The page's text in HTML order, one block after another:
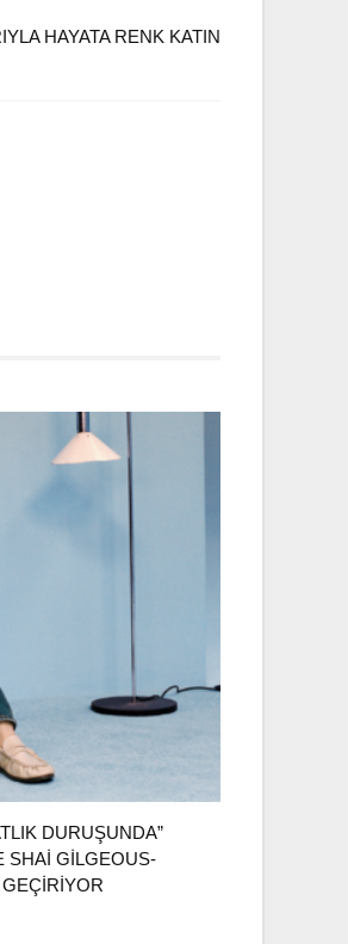
HAYATA RENK KATIN
DURUŞUNDA”
SHAI GILGEOUS-